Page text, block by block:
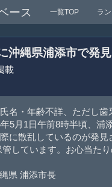
ース 一覧TOP ラ
沖縄県浦添市で発
載
名・年齢不詳、ただし
年5月1日午前8時半頃、
に散乱しているのが発
しています。お心当た
県 浦添市長